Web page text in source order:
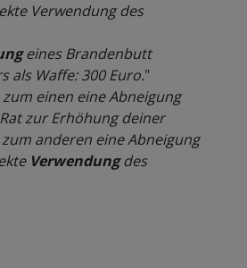
Verwendung des
eines Brandenbutt
als Waffe: 300 Euro."
einen eine Abneigung
zur Erhöhung deiner
anderen eine Abneigung
Verwendungdes